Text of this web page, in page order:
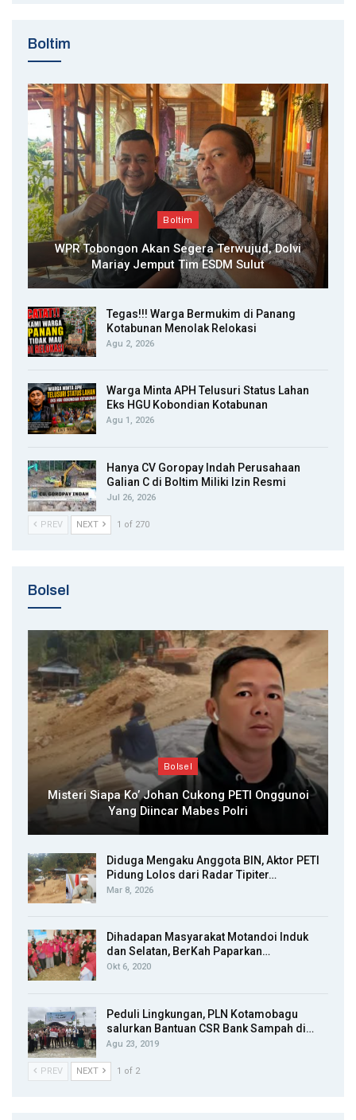
Boltim
Boltim
WPR Tobongon Akan Segera Terwujud, Dolvi
Mariay Jemput Tim ESDM Sulut
Tegas!!! Warga Bermukim di Panang
Kotabunan Menolak Relokasi
Agu 2, 2026
Warga Minta APH Telusuri Status Lahan
Eks HGU Kobondian Kotabunan
Agu 1, 2026
Hanya CV Goropay Indah Perusahaan
Galian C di Boltim Miliki Izin Resmi
Jul 26, 2026
PREV NEXT 1 of 270
Bolsel
Bolsel
Misteri Siapa Ko’ Johan Cukong PETI Onggunoi
Yang Diincar Mabes Polri
Diduga Mengaku Anggota BIN, Aktor PETI
Pidung Lolos dari Radar Tipiter…
Mar 8, 2026
Dihadapan Masyarakat Motandoi Induk
dan Selatan, BerKah Paparkan…
Okt 6, 2020
Peduli Lingkungan, PLN Kotamobagu
salurkan Bantuan CSR Bank Sampah di…
Agu 23, 2019
PREV NEXT 1 of 2